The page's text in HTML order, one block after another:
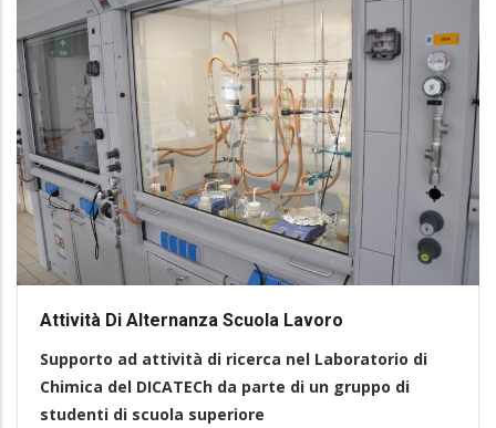
Attività Di Alternanza Scuola Lavoro
Supporto ad attività di ricerca nel Laboratorio di
Chimica del DICATECh da parte di un gruppo di
studenti di scuola superiore